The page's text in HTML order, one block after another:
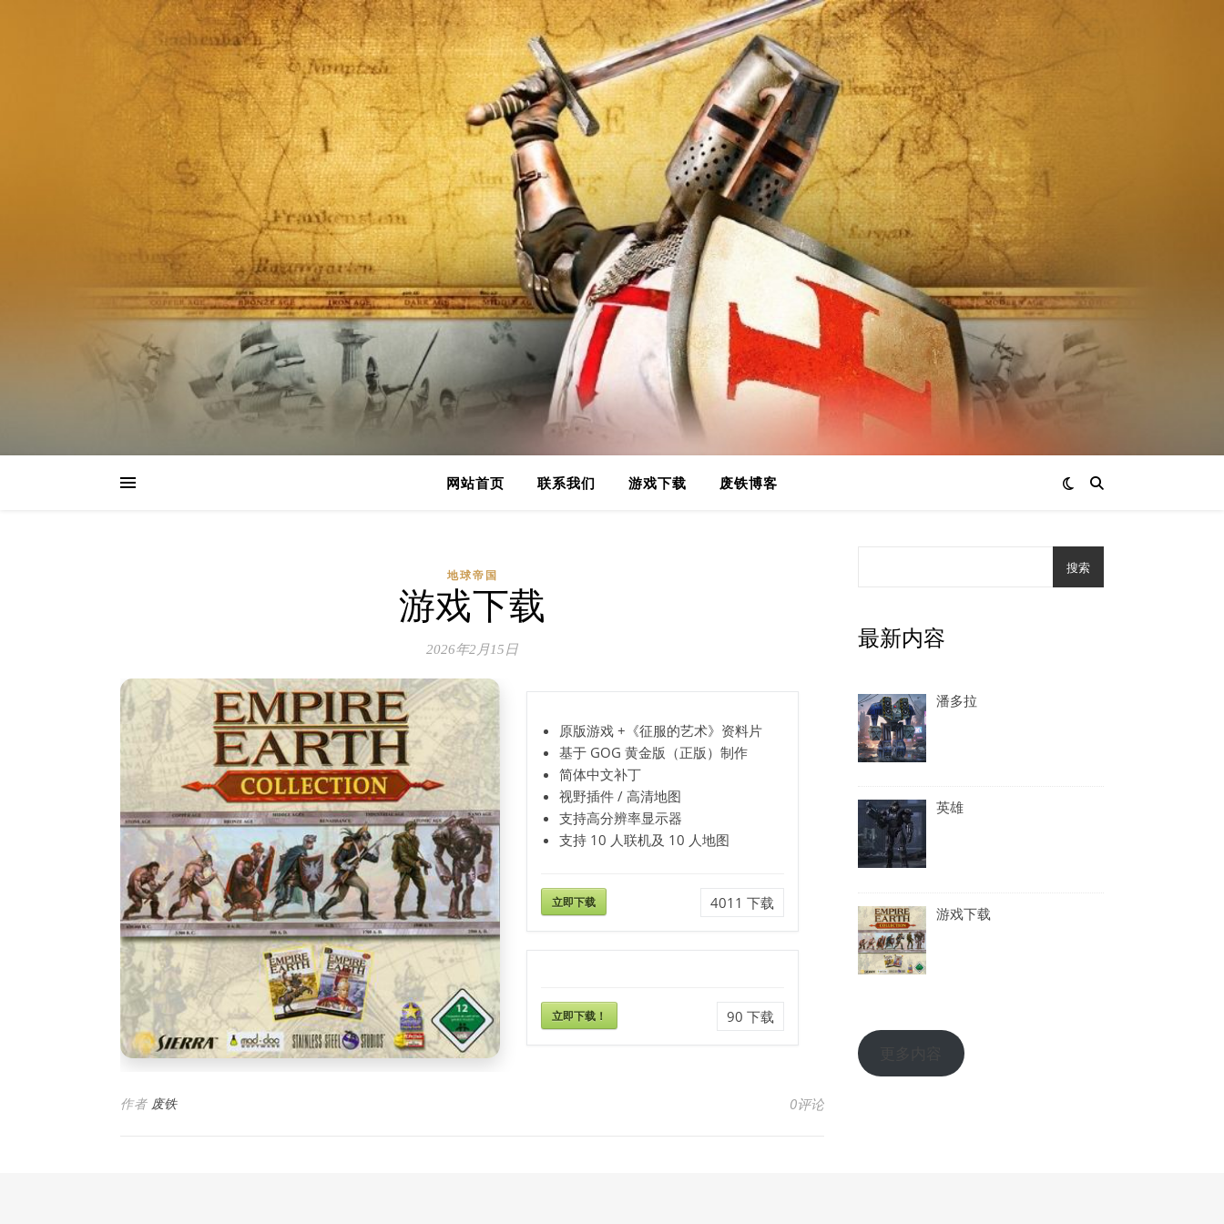
网站首页 联系我们 游戏下载 废铁博客
地球帝国
游戏下载
2026年2月15日
原版游戏 +《征服的艺术》资料片
基于 GOG 黄金版（正版）制作
简体中文补丁
视野插件 / 高清地图
支持高分辨率显示器
支持 10 人联机及 10 人地图
立即下载 4011 下载
立即下载！ 90 下载
作者 废铁 0评论
搜索
最新内容
潘多拉
英雄
游戏下载